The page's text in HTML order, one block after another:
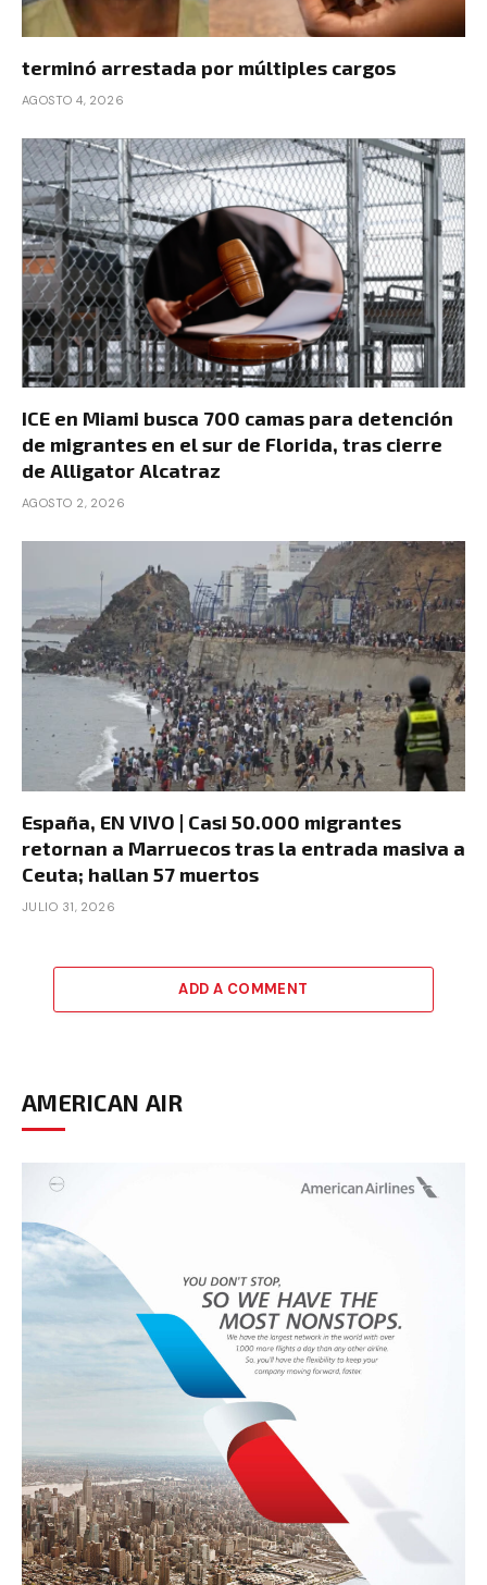
terminó arrestada por múltiples cargos
AGOSTO 4, 2026
ICE en Miami busca 700 camas para detención
de migrantes en el sur de Florida, tras cierre
de Alligator Alcatraz
AGOSTO 2, 2026
España, EN VIVO | Casi 50.000 migrantes
retornan a Marruecos tras la entrada masiva a
Ceuta; hallan 57 muertos
JULIO 31, 2026
ADD A COMMENT
AMERICAN AIR